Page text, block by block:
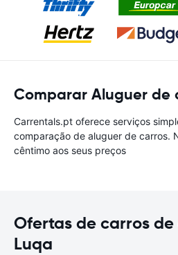
Comparar Aluguer de
Carrentals.pt oferece serviços
comparação de aluguer de carros.
cêntimo aos seus preços
Ofertas de carros
Luqa